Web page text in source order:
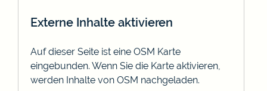
Externe Inhalte aktivieren
Auf dieser Seite ist eine OSM Karte
eingebunden. Wenn Sie die Karte aktivieren,
werden Inhalte von OSM nachgeladen.